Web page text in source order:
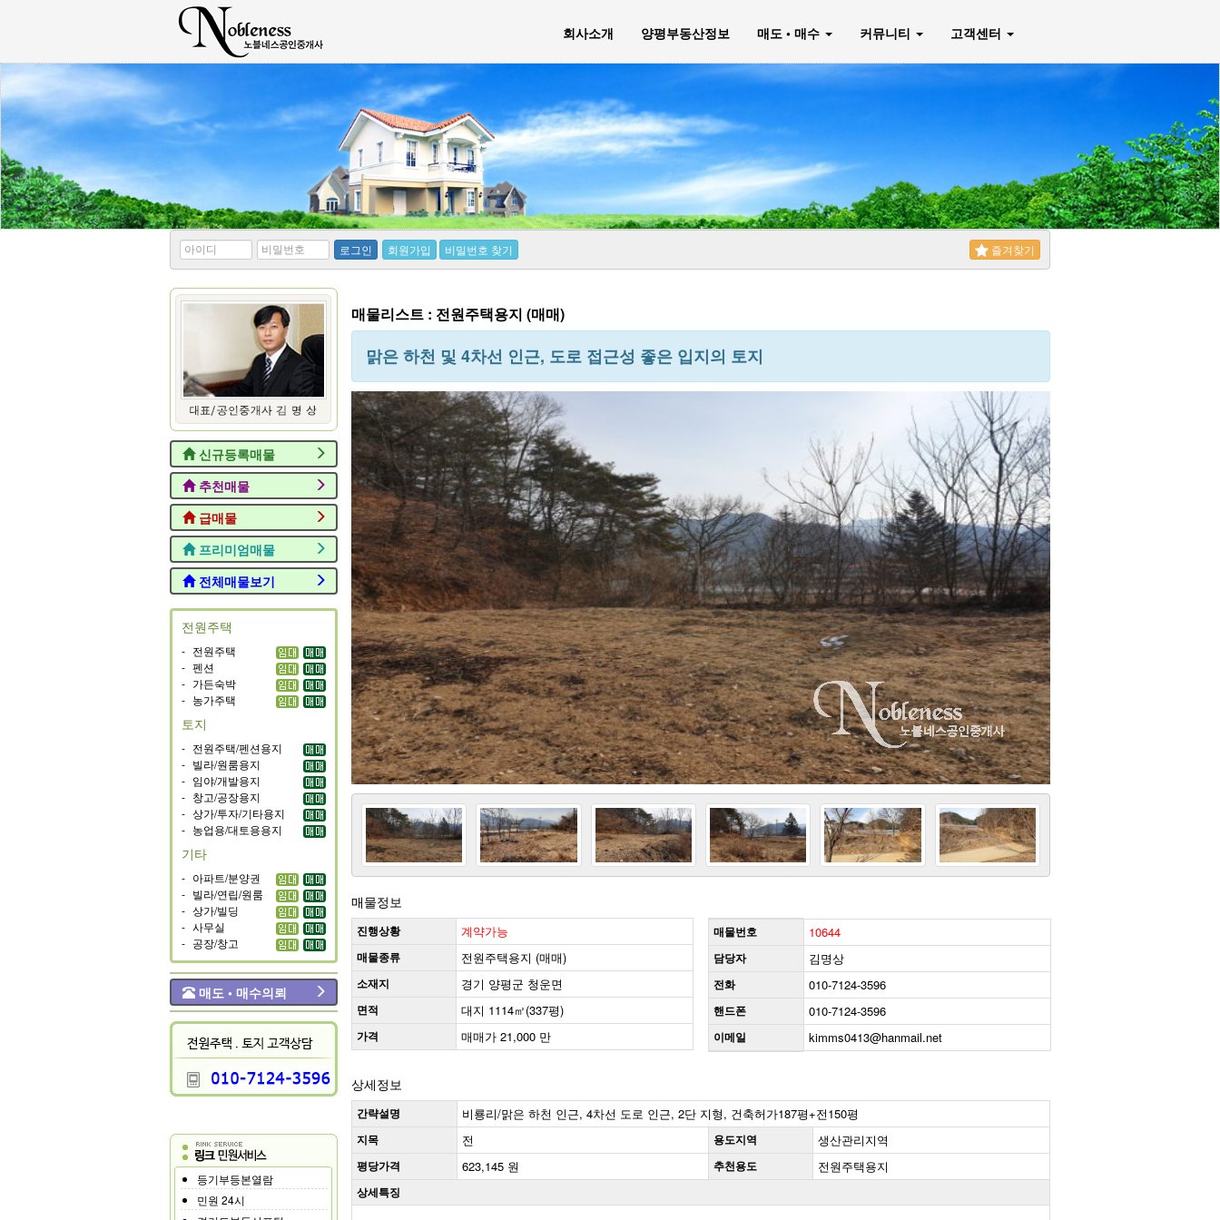
회사소개 양평부동산정보 매도 • 매수 커뮤니티 고객센터
*
아
디
*
비
번
호
로그인 회원가입 비밀번호 찾기 즐겨찾기
신규등록매물
추천매물
급매물
프리미엄매물
전체매물보기
전원주택
- 전원주택
- 펜션
- 가든숙박
- 농가주택
토지
- 전원주택/펜션용지
- 빌라/원룸용지
- 임야/개발용지
- 창고/공장용지
- 상가/투자/기타용지
- 농업용/대토용용지
기타
- 아파트/분양권
- 빌라/연립/원룸
- 상가/빌딩
- 사무실
- 공장/창고
매도 • 매수의뢰
등기부등본열람
민원 24시
매물리스트 : 전원주택용지 (매매)
맑은 하천 및 4차선 인근, 도로 접근성 좋은 입지의 토지
매물정보
진행상황 계약가능
매물종류 전원주택용지 (매매)
소재지 경기 양평군 청운면
면적 대지 1114㎡(337평)
가격 매매가 21,000 만
매물번호 10644
담당자 김명상
전화 010-7124-3596
핸드폰 010-7124-3596
이메일 kimms0413@hanmail.net
상세정보
간략설명 비룡리/맑은 하천 인근, 4차선 도로 인근, 2단 지형, 건축허가187평+전150평
지목 전 용도지역 생산관리지역
평당가격 623,145 원 추천용도 전원주택용지
상세특징